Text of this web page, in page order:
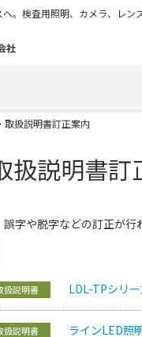
。検査用照明、カメラ、レン
取扱説明書訂正案内
扱説明書訂
字や脱字などの訂正が行
扱説明書 LDL-TPシリ
扱説明書 ラインLED照